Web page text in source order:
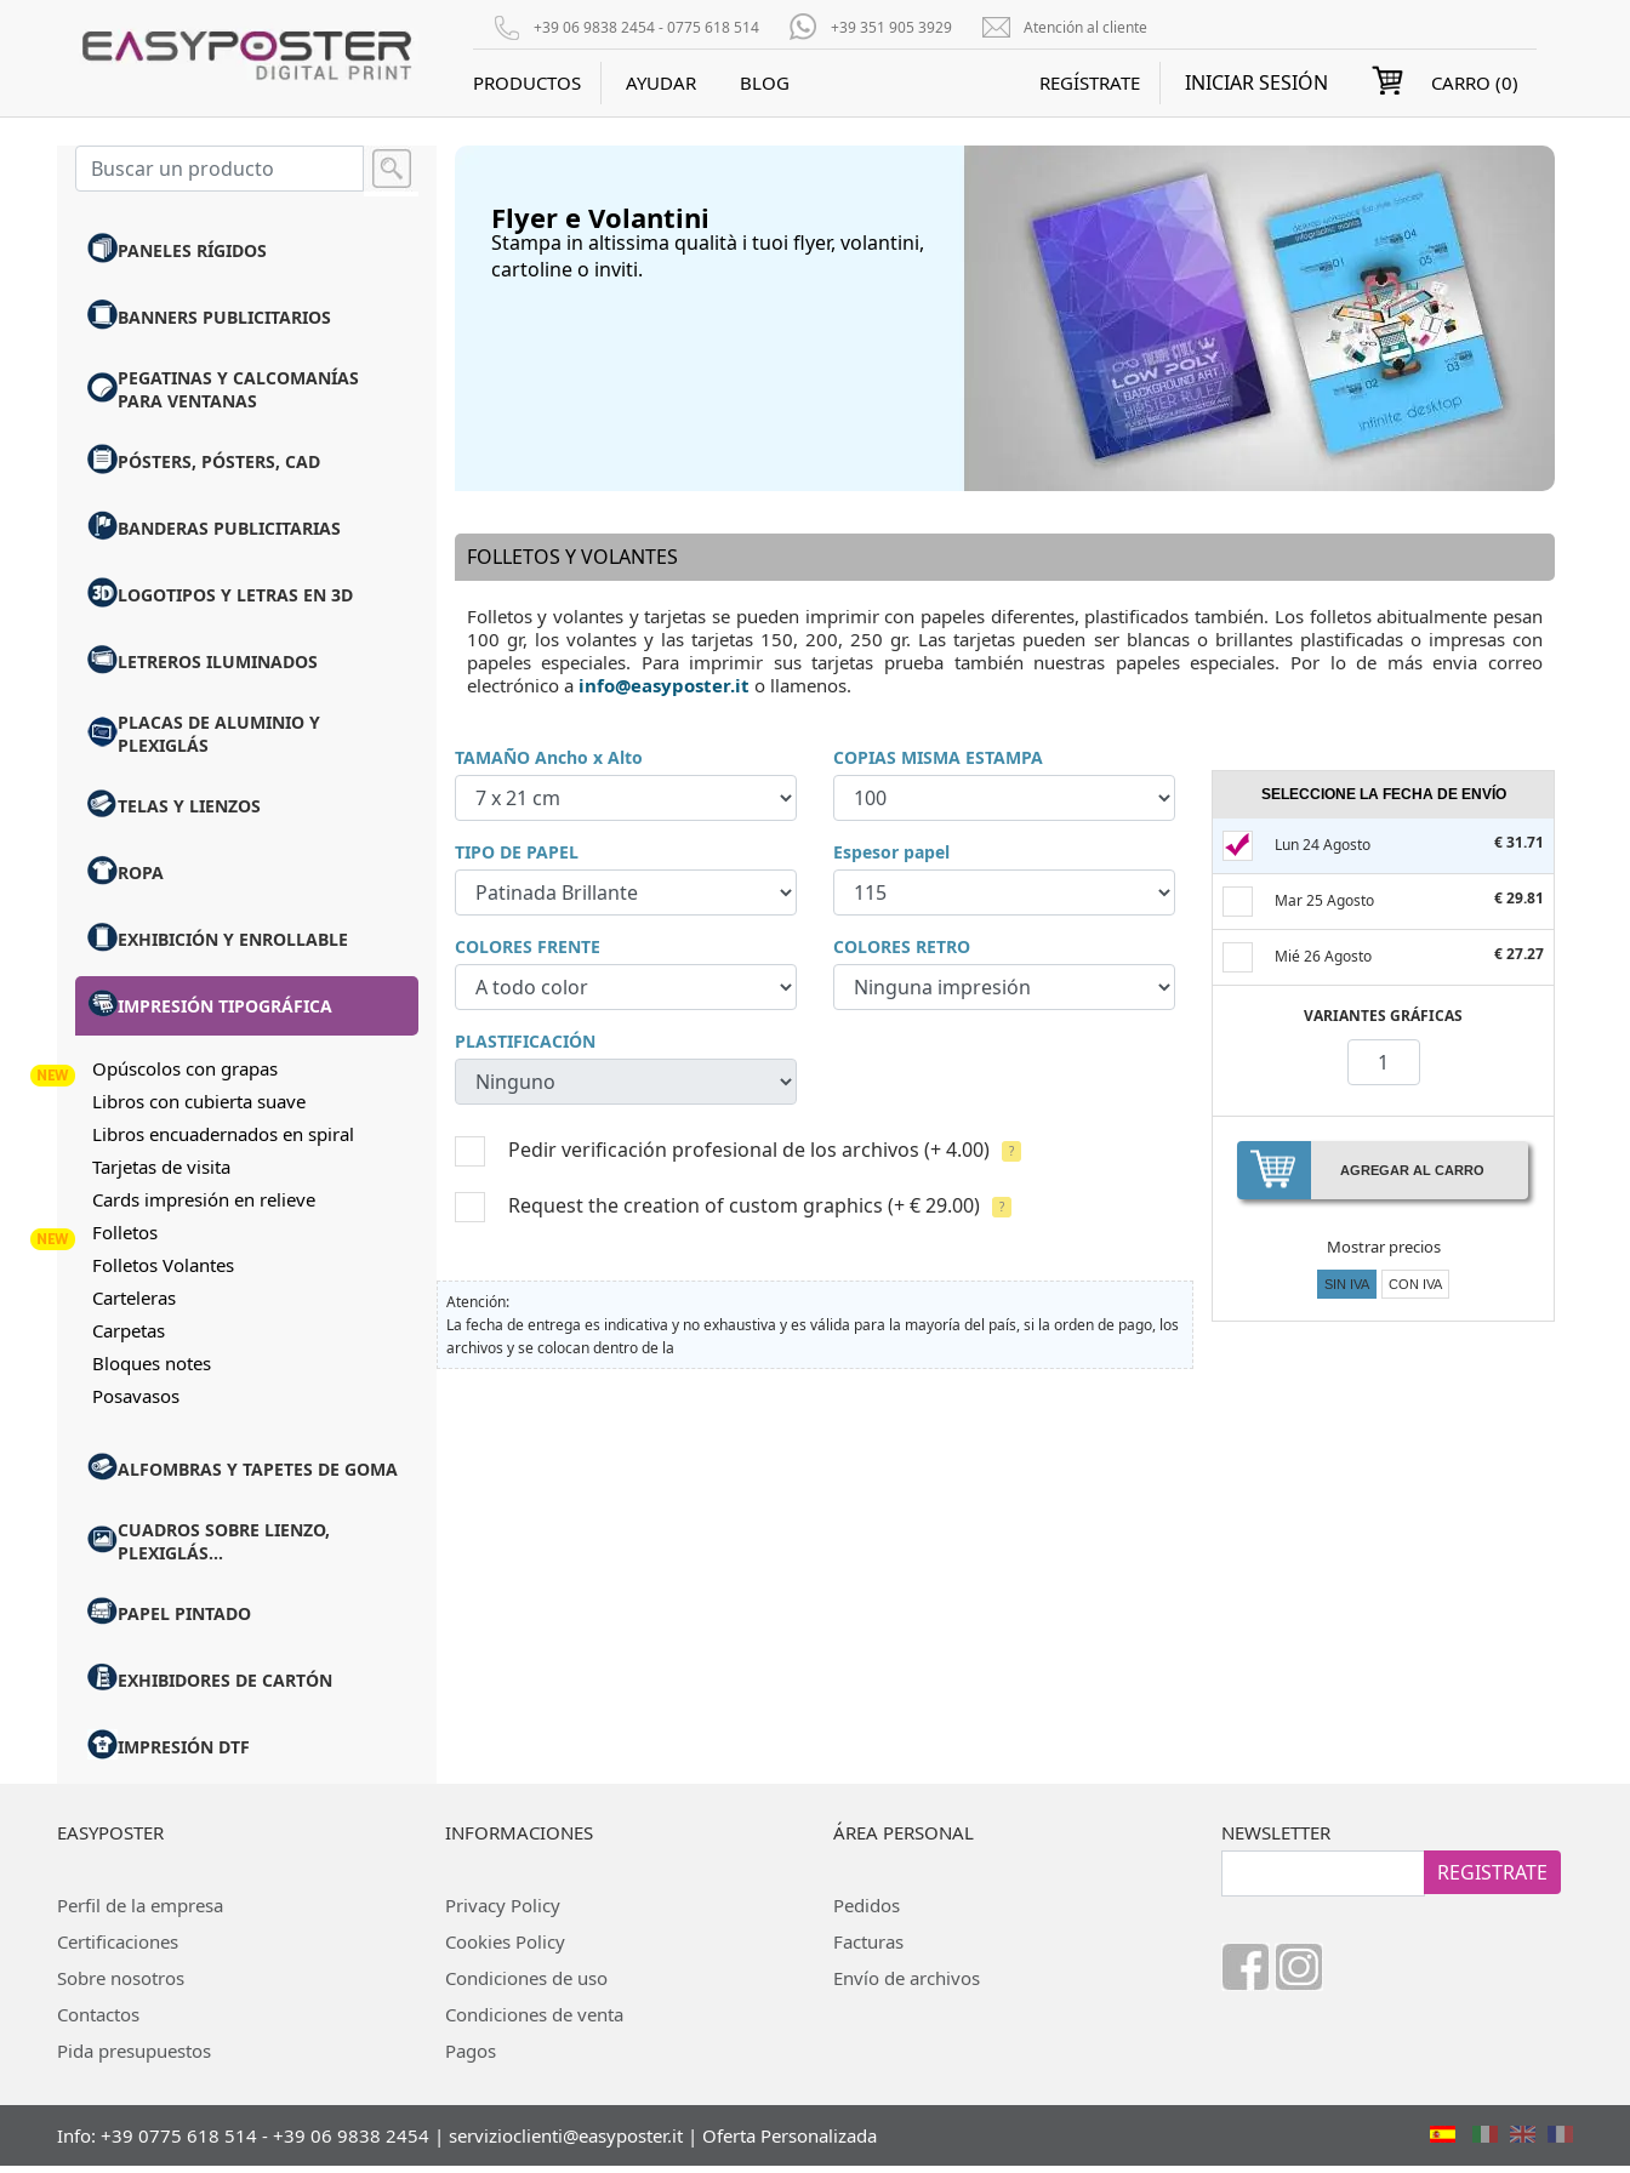
+39 06 9838 2454 - 0775 618 514 +39 351 905 3929 Atención al cliente
PRODUCTOS AYUDAR BLOG REGÍSTRATE INICIAR SESIÓN CARRO (0)
PANELES RÍGIDOS
BANNERS PUBLICITARIOS
PEGATINAS Y CALCOMANÍAS
PARA VENTANAS
PÓSTERS, PÓSTERS, CAD
BANDERAS PUBLICITARIAS
LOGOTIPOS Y LETRAS EN 3D
LETREROS ILUMINADOS
PLACAS DE ALUMINIO Y
PLEXIGLÁS
TELAS Y LIENZOS
ROPA
EXHIBICIÓN Y ENROLLABLE
IMPRESIÓN TIPOGRÁFICA
Opúscolos con grapas
Libros con cubierta suave
Libros encuadernados en spiral
Tarjetas de visita
Cards impresión en relieve
Folletos
Folletos Volantes
Carteleras
Carpetas
Bloques notes
Posavasos
ALFOMBRAS Y TAPETES DE GOMA
CUADROS SOBRE LIENZO,
PLEXIGLÁS...
PAPEL PINTADO
EXHIBIDORES DE CARTÓN
IMPRESIÓN DTF
Flyer e Volantini
Stampa in altissima qualità i tuoi flyer, volantini,
cartoline o inviti.
FOLLETOS Y VOLANTES
Folletos y volantes y tarjetas se pueden imprimir con papeles diferentes, plastificados también. Los folletos abitualmente pesan
100 gr, los volantes y las tarjetas 150, 200, 250 gr. Las tarjetas pueden ser blancas o brillantes plastificadas o impresas con
papeles especiales. Para imprimir sus tarjetas prueba también nuestras papeles especiales. Por lo de más envia correo
electrónico a info@easyposter.it o llamenos.
TAMAÑO Ancho x Alto COPIAS MISMA ESTAMPA
TIPO DE PAPEL Espesor papel
COLORES FRENTE COLORES RETRO
PLASTIFICACIÓN
Pedir verificación profesional de los archivos (+ 4.00) ?
Request the creation of custom graphics (+ € 29.00) ?
Atención:
La fecha de entrega es indicativa y no exhaustiva y es válida para la mayoría del país, si la orden de pago, los
archivos y se colocan dentro de la
SELECCIONE LA FECHA DE ENVÍO
Lun 24 Agosto € 31.71
Mar 25 Agosto € 29.81
Mié 26 Agosto € 27.27
VARIANTES GRÁFICAS
AGREGAR AL CARRO
Mostrar precios
SIN IVA CON IVA
EASYPOSTER
Perfil de la empresa
Certificaciones
Sobre nosotros
Contactos
Pida presupuestos
INFORMACIONES
Privacy Policy
Cookies Policy
Condiciones de uso
Condiciones de venta
Pagos
ÁREA PERSONAL
Pedidos
Facturas
Envío de archivos
NEWSLETTER
REGISTRATE
Info: +39 0775 618 514 - +39 06 9838 2454 | servizioclienti@easyposter.it | Oferta Personalizada